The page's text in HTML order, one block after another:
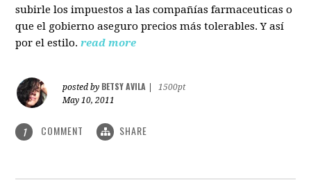
subirle los impuestos a las compañías farmaceuticas o
que el gobierno aseguro precios más tolerables. Y así
por el estilo. read more
posted by BETSY AVILA
1500pt
May 10, 2011
1 COMMENT SHARE